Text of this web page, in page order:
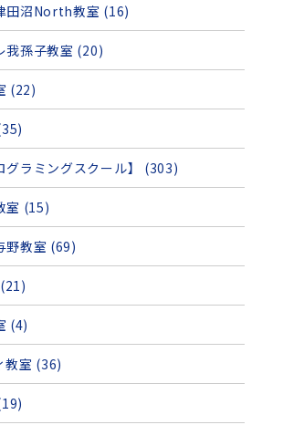
田沼North教室 (16)
我孫子教室 (20)
(22)
グラミングスクール】 (303)
室 (15)
野教室 (69)
(4)
教室 (36)